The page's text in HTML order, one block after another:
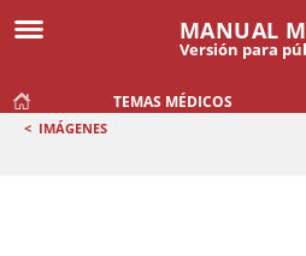
MANUAL
Versión para
TEMAS MÉDICOS
< IMÁGENES